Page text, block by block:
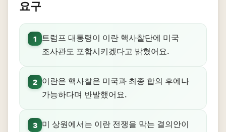
요구
1
트럼프 대통령이 이란 핵사찰단에 미국
조사관도 포함시키겠다고 밝혔어요.
2
이란은 핵사찰은 미국과 최종 합의 후에나
가능하다며 반발했어요.
3
미 상원에서는 이란 전쟁을 막는 결의안이